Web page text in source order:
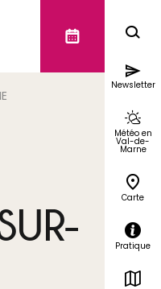
Newsletter
Météo en
Val-de-
Marne
Carte
Pratique